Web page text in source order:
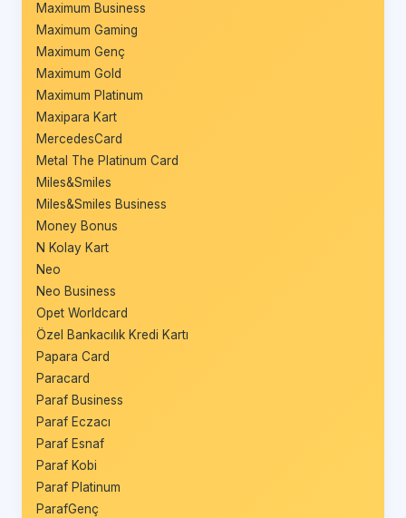
Maximum Business
Maximum Gaming
Maximum Genç
Maximum Gold
Maximum Platinum
Maxipara Kart
MercedesCard
Metal The Platinum Card
Miles&Smiles
Miles&Smiles Business
Money Bonus
N Kolay Kart
Neo
Neo Business
Opet Worldcard
Özel Bankacılık Kredi Kartı
Papara Card
Paracard
Paraf Business
Paraf Eczacı
Paraf Esnaf
Paraf Kobi
Paraf Platinum
ParafGenç